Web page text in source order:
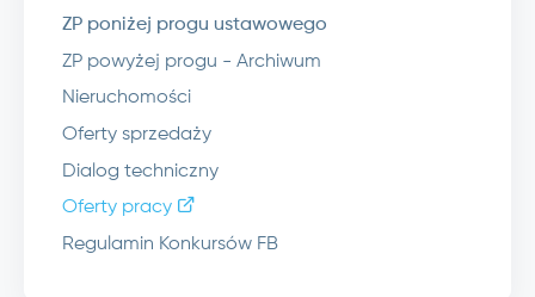
ZP poniżej progu ustawowego
ZP powyżej progu - Archiwum
Nieruchomości
Oferty sprzedaży
Dialog techniczny
Oferty pracy
Regulamin Konkursów FB